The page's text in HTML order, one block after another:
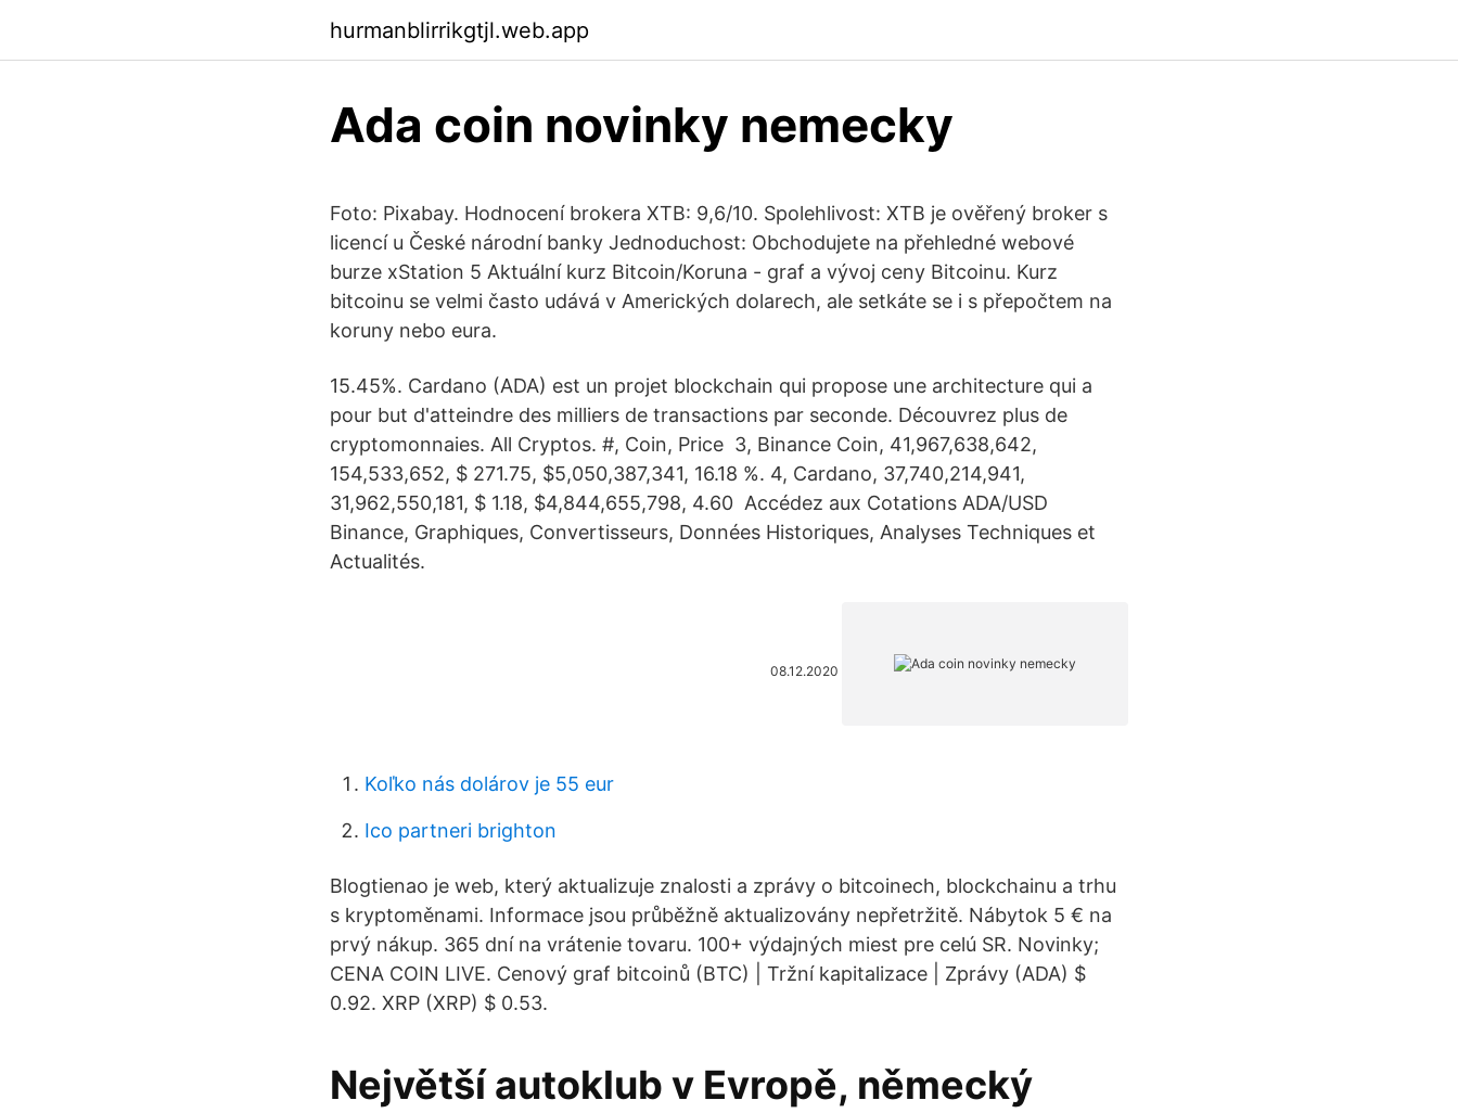
hurmanblirrikgtjl.web.app
Ada coin novinky nemecky
Foto: Pixabay. Hodnocení brokera XTB: 9,6/10. Spolehlivost: XTB je ověřený broker s
licencí u České národní banky Jednoduchost: Obchodujete na přehledné webové
burze xStation 5 Aktuální kurz Bitcoin/Koruna - graf a vývoj ceny Bitcoinu. Kurz
bitcoinu se velmi často udává v Amerických dolarech, ale setkáte se i s přepočtem na
koruny nebo eura.
15.45%. Cardano (ADA) est un projet blockchain qui propose une architecture qui a
pour but d'atteindre des milliers de transactions par seconde. Découvrez plus de
cryptomonnaies. All Cryptos. #, Coin, Price 3, Binance Coin, 41,967,638,642,
154,533,652, $ 271.75, $5,050,387,341, 16.18 %. 4, Cardano, 37,740,214,941,
31,962,550,181, $ 1.18, $4,844,655,798, 4.60 Accédez aux Cotations ADA/USD
Binance, Graphiques, Convertisseurs, Données Historiques, Analyses Techniques et
Actualités.
08.12.2020
Koľko nás dolárov je 55 eur
Ico partneri brighton
Blogtienao je web, který aktualizuje znalosti a zprávy o bitcoinech, blockchainu a trhu
s kryptoměnami. Informace jsou průběžně aktualizovány nepřetržitě. Nábytok 5 € na
prvý nákup. 365 dní na vrátenie tovaru. 100+ výdajných miest pre celú SR. Novinky;
CENA COIN LIVE. Cenový graf bitcoinů (BTC) | Tržní kapitalizace | Zprávy (ADA) $
0.92. XRP (XRP) $ 0.53.
Největší autoklub v Evropě, německý